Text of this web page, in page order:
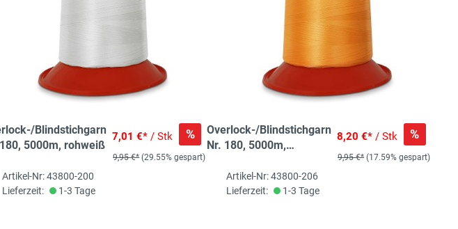
Blindstichgarn
5000m, rohweiß
7,01 €* / Stk %
9,95 €* (29.55% gespart)
Artikel-Nr: 43800-200
Lieferzeit:
1-3 Tage
Overlock-/Blindstichgarn
Nr. 180, 5000m,
orange)
8,20 €*/ Stk %
9,95 €* (17.59% gespart)
Artikel-Nr: 43800-206
Lieferzeit:
1-3 Tage